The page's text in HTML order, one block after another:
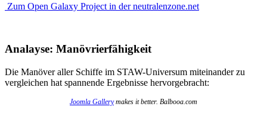
Zum Open Galaxy Project in der neutralenzone.net
Analayse: Manövrierfähigkeit
Die Manöver aller Schiffe im STAW-Universum miteinander zu
vergleichen hat spannende Ergebnisse hervorgebracht:
Joomla Gallerymakes it better. Balbooa.com